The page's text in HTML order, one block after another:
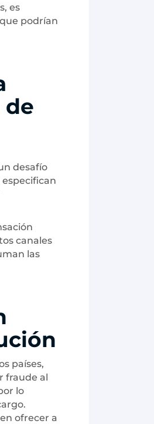
es
podrían
de
desafío
canales
las
países,
fraude al
lo
ofrecer a